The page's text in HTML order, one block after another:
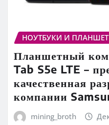
НОУТБУКИ И
Планшетный
Tab S5e LTE –
качественная
компании
mining_broth